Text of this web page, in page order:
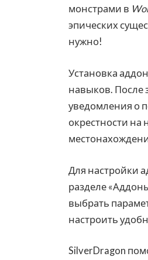
монстрами в
эпических
нужно!
Установка
навыков. После
уведомления о
окрестности на
Для настройки
разделе
выбрать
настроить
SilverDragon